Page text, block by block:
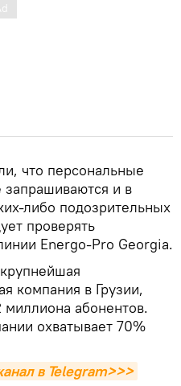
что персональные
и в
либо подозрительных
проверять
Energo-Pro Georgia.
компания в Грузии,
абонентов.
охватывает 70%
в Telegram>>>